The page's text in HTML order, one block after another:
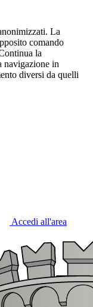
La
comando
la
navigazione in
diversi da quelli
Accedi all'area